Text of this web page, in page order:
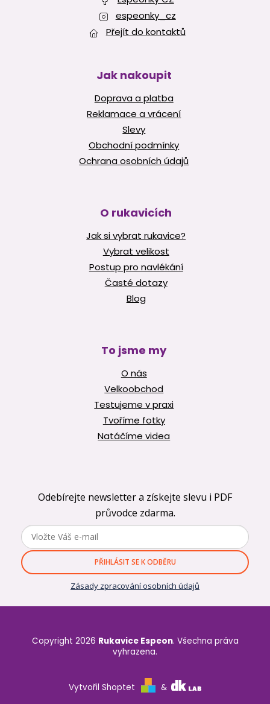
espeonky_cz
Přejít do kontaktů
Jak nakoupit
Doprava a platba
Reklamace a vrácení
Slevy
Obchodní podmínky
Ochrana osobních údajů
O rukavicích
Jak si vybrat rukavice?
Vybrat velikost
Postup pro navlékání
Časté dotazy
Blog
To jsme my
O nás
Velkoobchod
Testujeme v praxi
Tvoříme fotky
Natáčíme videa
Odebírejte newsletter a získejte slevu i PDF
průvodce zdarma.
PŘIHLÁSIT SE K ODBĚRU
Zásady zpracování osobních údajů
Vytvořil Shoptet &
Copyright 2026 Rukavice Espeon. Všechna práva
vyhrazena.